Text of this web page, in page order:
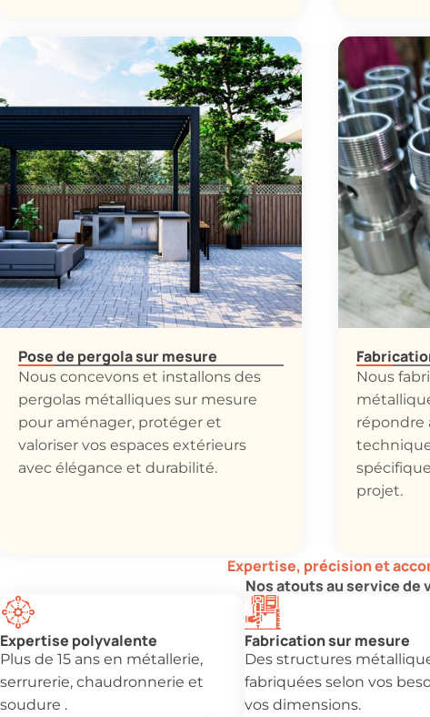
Pose de pergola sur mesure
Nous concevons et installons des
pergolas métalliques sur mesure
pour aménager, protéger et
valoriser vos espaces extérieurs
avec élégance et durabilité.
Nous
répondre
projet.
Nos atouts au service de
Expertise, précision et
Expertise polyvalente
Plus de 15 ans en métallerie,
serrurerie, chaudronnerie et
soudure .
Fabrication sur mesure
Des structures
fabriquées selon vos
vos dimensions.